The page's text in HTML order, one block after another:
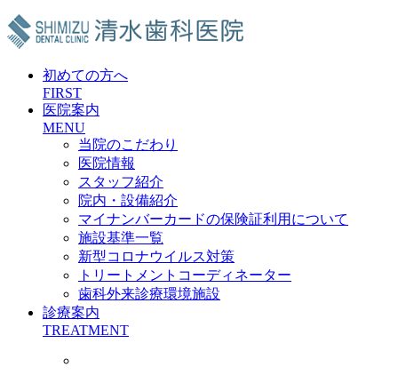
初めての方へ
FIRST
医院案内
MENU
当院のこだわり
医院情報
スタッフ紹介
院内・設備紹介
マイナンバーカードの保険証利用について
施設基準一覧
新型コロナウイルス対策
トリートメントコーディネーター
歯科外来診療環境施設
診療案内
TREATMENT